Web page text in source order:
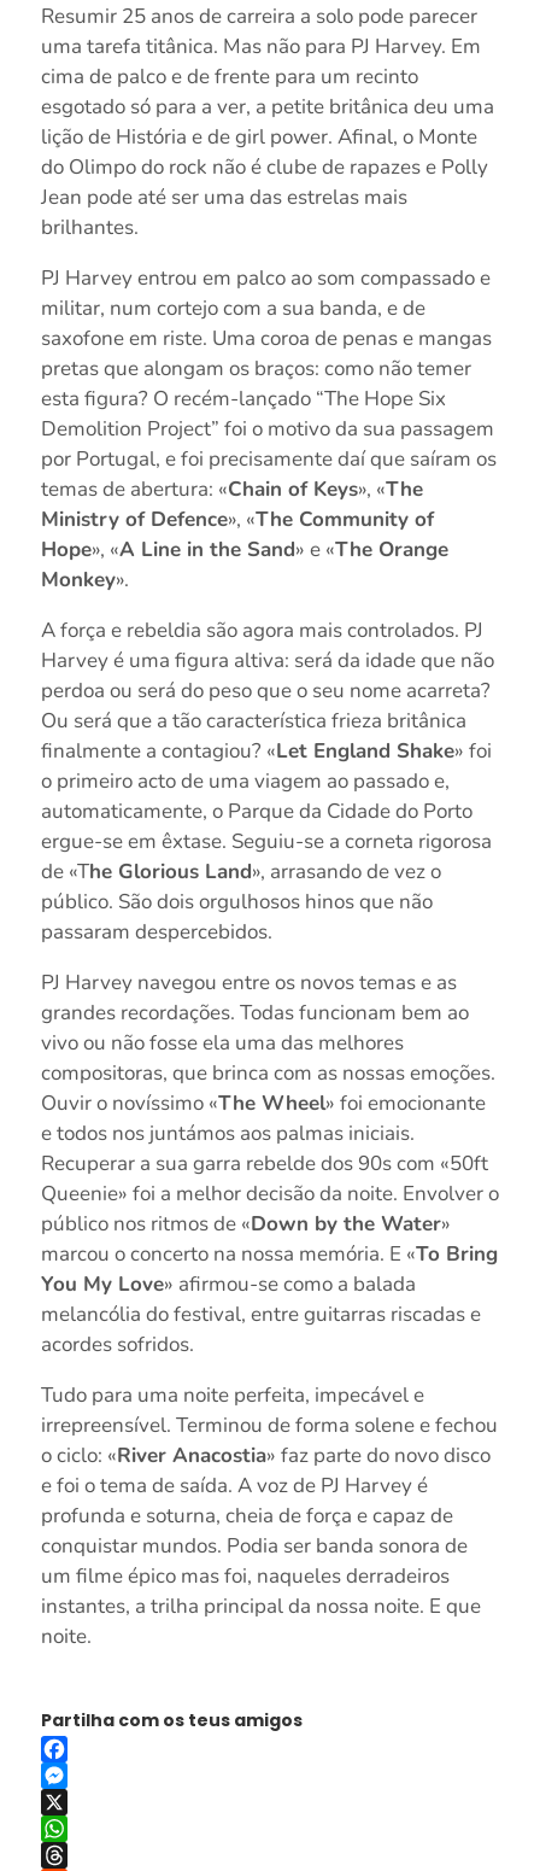
Resumir 25 anos de carreira a solo pode parecer
uma tarefa titânica. Mas não para PJ Harvey. Em
cima de palco e de frente para um recinto
esgotado só para a ver, a petite britânica deu uma
lição de História e de girl power. Afinal, o Monte
do Olimpo do rock não é clube de rapazes e Polly
Jean pode até ser uma das estrelas mais
brilhantes.
PJ Harvey entrou em palco ao som compassado e
militar, num cortejo com a sua banda, e de
saxofone em riste. Uma coroa de penas e mangas
pretas que alongam os braços: como não temer
esta figura? O recém-lançado “The Hope Six
Demolition Project” foi o motivo da sua passagem
por Portugal, e foi precisamente daí que saíram os
temas de abertura: «Chain of Keys», «The
Ministry of Defence», «The Community of
Hope», «A Line in the Sand» e «The Orange
Monkey».
A força e rebeldia são agora mais controlados. PJ
Harvey é uma figura altiva: será da idade que não
perdoa ou será do peso que o seu nome acarreta?
Ou será que a tão característica frieza britânica
finalmente a contagiou? «Let England Shake» foi
o primeiro acto de uma viagem ao passado e,
automaticamente, o Parque da Cidade do Porto
ergue-se em êxtase. Seguiu-se a corneta rigorosa
de «The Glorious Land», arrasando de vez o
público. São dois orgulhosos hinos que não
passaram despercebidos.
PJ Harvey navegou entre os novos temas e as
grandes recordações. Todas funcionam bem ao
vivo ou não fosse ela uma das melhores
compositoras, que brinca com as nossas emoções.
Ouvir o novíssimo «The Wheel» foi emocionante
e todos nos juntámos aos palmas iniciais.
Recuperar a sua garra rebelde dos 90s com «50ft
Queenie» foi a melhor decisão da noite. Envolver o
público nos ritmos de «Down by the Water»
marcou o concerto na nossa memória. E «To Bring
You My Love» afirmou-se como a balada
melancólia do festival, entre guitarras riscadas e
acordes sofridos.
Tudo para uma noite perfeita, impecável e
irrepreensível. Terminou de forma solene e fechou
o ciclo: «River Anacostia» faz parte do novo disco
e foi o tema de saída. A voz de PJ Harvey é
profunda e soturna, cheia de força e capaz de
conquistar mundos. Podia ser banda sonora de
um filme épico mas foi, naqueles derradeiros
instantes, a trilha principal da nossa noite. E que
noite.
Partilha com os teus amigos
Facebook
Messenger
X
WhatsApp